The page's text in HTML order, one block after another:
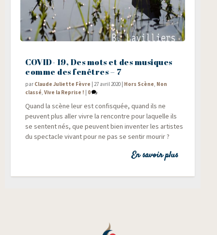
COVID- 19, Des mots et des musiques
comme des fenêtres – 7
par Claude Juliette Fèvre |27 avril 2020 | Hors Scène Non
classé ,Vive la Reprise ! | 0
Quand la scène leur est confis­quée, quand ils ne
peuvent plus aller vivre la ren­contre pour laquelle ils
se sentent nés, que peuvent bien inven­ter les artistes
du spec­tacle vivant pour ne pas se sen­tir mourir ?
En savoir plus